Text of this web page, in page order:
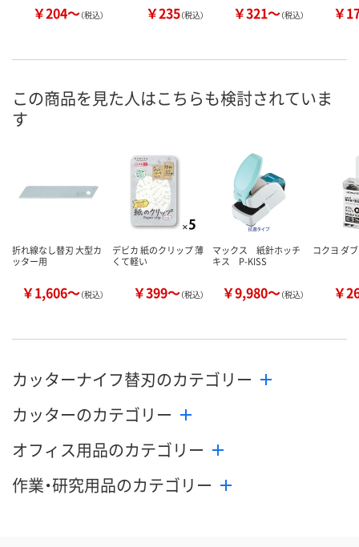
￥204～（税込） ￥235（税込） ￥321～（税込） ￥
この商品を見た人はこちらも検討されていま
す
折れ線なし替刃 大型カ
ッター用
￥1,606～（税込）
デビカ 紙のクリップ 薄
くて軽い
￥399～（税込）
マックス 紙針ホッチ
キス P-KISS
￥9,980～（税込）
コクヨ ダ
￥
カッターナイフ替刃のカテゴリー
カッターのカテゴリー
オフィス用品のカテゴリー
作業・研究用品のカテゴリー